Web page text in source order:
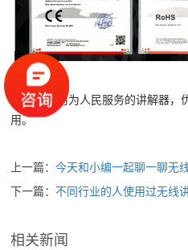
这样好用为人民服务的讲解器，
用。
上一篇：今天和小编一起聊一聊无
下一篇：不同行业的人使用过无线
相关新闻